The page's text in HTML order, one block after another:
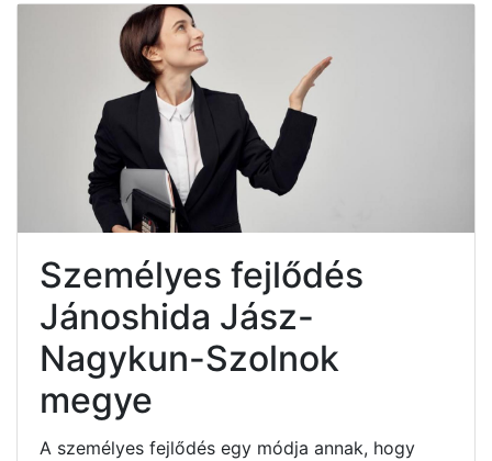
Személyes fejlődés
Jánoshida Jász-
Nagykun-Szolnok
megye
A személyes fejlődés egy módja annak, hogy